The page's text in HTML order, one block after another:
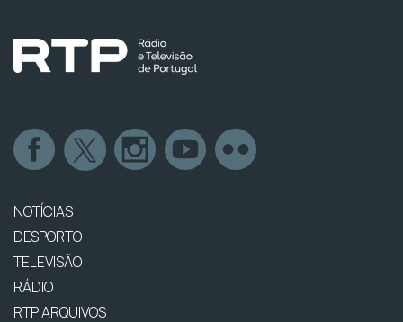
NOTÍCIAS
DESPORTO
TELEVISÃO
RÁDIO
RTP ARQUIVOS